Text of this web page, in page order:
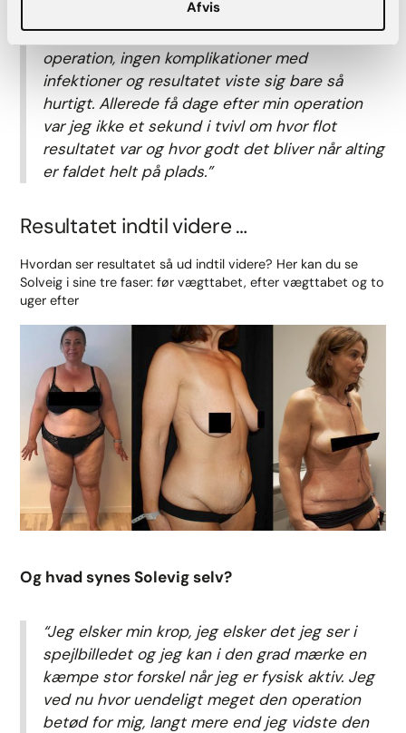
Afvis
inde i bugvæggen. Men jeg synes virkelig at
jeg kom hurtigt og godt igennem en så stor
operation, ingen komplikationer med
infektioner og resultatet viste sig bare så
hurtigt. Allerede få dage efter min operation
var jeg ikke et sekund i tvivl om hvor flot
resultatet var og hvor godt det bliver når alting
er faldet helt på plads.”
Resultatet indtil videre …
Hvordan ser resultatet så ud indtil videre? Her kan du se
Solveig i sine tre faser: før vægttabet, efter vægttabet og to
uger efter
Og hvad synes Solevig selv?
“Jeg elsker min krop, jeg elsker det jeg ser i
spejlbilledet og jeg kan i den grad mærke en
kæmpe stor forskel når jeg er fysisk aktiv. Jeg
ved nu hvor uendeligt meget den operation
betød for mig, langt mere end jeg vidste den